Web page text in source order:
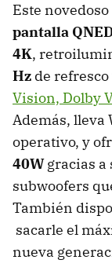
Este
pantalla
4K,
Hz de
Vision, Dolby
Además, lleva
operativo, y
40Wgracias a
subwoofers
También
sacarle el
nueva